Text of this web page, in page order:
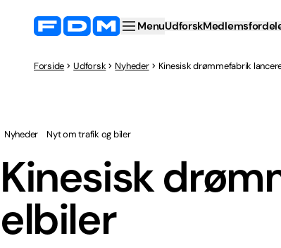
MenuUdforsk
Forside Udforsk Nyheder Kinesisk drømmefabrik
Kinesisk
elbiler
Nyheder Nyt om trafik og biler